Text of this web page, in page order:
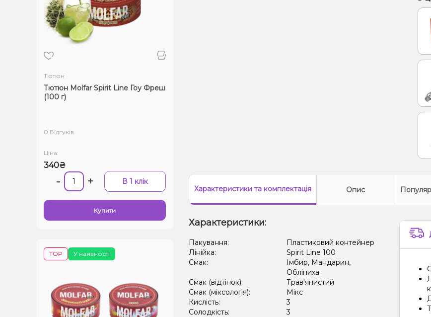
Тютюн
Тютюн Molfar Spirit Line Гоу Фреш
(100 г)
0 Відгуків
Ціна:
340₴
- + В 1 клік
Купити
У наявності
TOP
Характеристикита комплектація Опис
Характеристики:
Пакування:
Пластиковий контейнер
Лінійка:
Spirit Line 100
Смак:
Імбир, Мандарин,
Обліпиха
Смак (відтінок):
Трав'янистий
Смак (міксологія):
Мікс
Кислість:
3
Солодкість:
3